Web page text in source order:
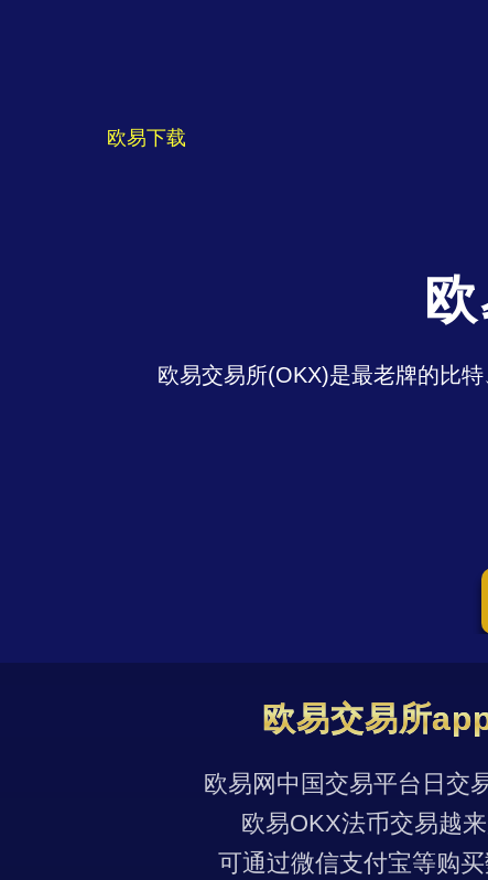
欧易下载
欧易交易所(OKX)是最老牌的比
欧易交易所
欧易网中国交易平台日交
欧易OKX法币交易越来
可通过微信支付宝等购买